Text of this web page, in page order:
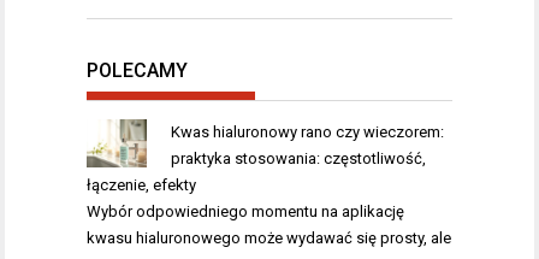
POLECAMY
Kwas hialuronowy rano czy wieczorem:
praktyka stosowania: częstotliwość,
łączenie, efekty
Wybór odpowiedniego momentu na aplikację
kwasu hialuronowego może wydawać się prosty, ale